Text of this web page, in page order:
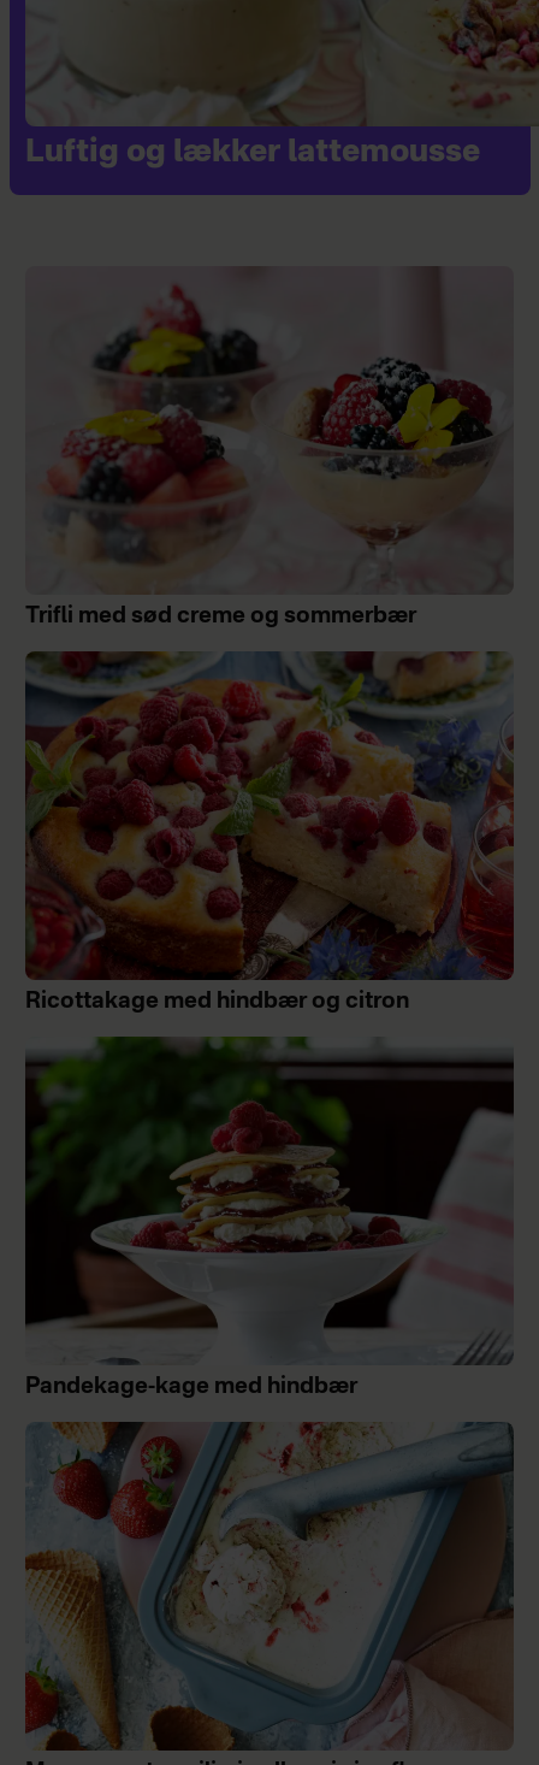
Luftig og lækker lattemousse
Trifli med sød creme og sommerbær
Ricottakage med hindbær og citron
Pandekage-kage med hindbær